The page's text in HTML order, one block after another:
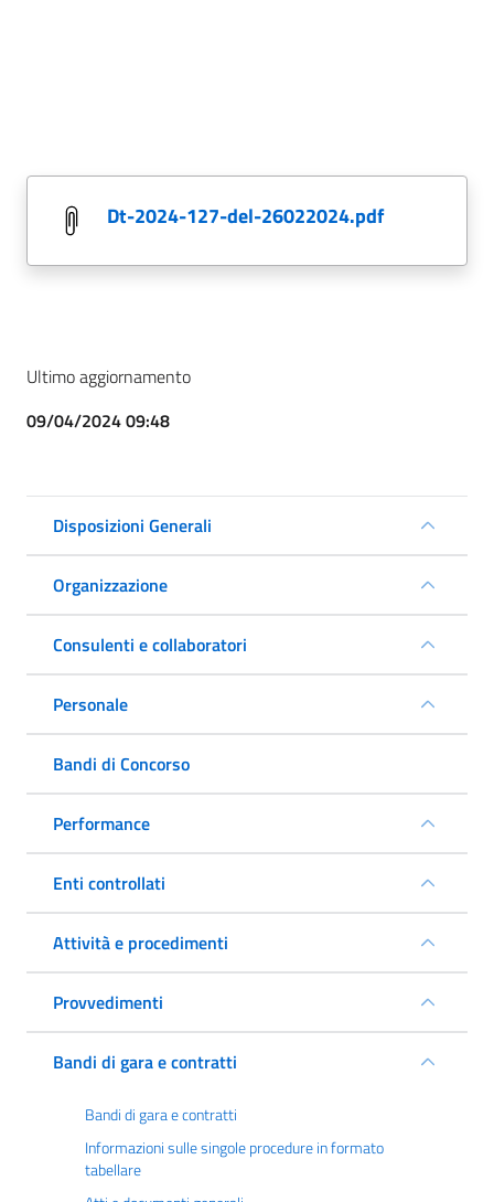
dt-2024-127-del-26022024.pdf
Ultimo aggiornamento
09/04/2024 09:48
Disposizioni Generali
Organizzazione
Consulenti e collaboratori
Personale
Bandi di Concorso
Performance
Enti controllati
Attività e procedimenti
Provvedimenti
Bandi di gara e contratti
Bandi di gara e contratti
Informazioni sulle singole procedure in formato
tabellare